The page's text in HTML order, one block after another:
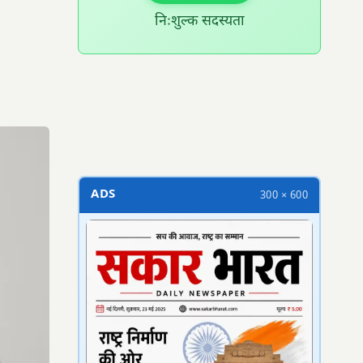
निःशुल्क सदस्यता
ADS 300 × 600